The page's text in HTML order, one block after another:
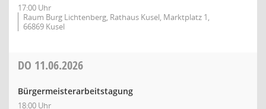
17:00 Uhr
Raum Burg Lichtenberg, Rathaus Kusel, Marktplatz 1,
66869 Kusel
DO 11.06.2026
Bürgermeisterarbeitstagung
18:00 Uhr